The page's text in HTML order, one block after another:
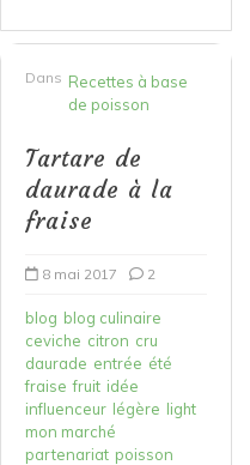
Dans Recettes à base
de poisson
Tartare de
daurade à la
fraise
8 mai 2017 2
blog blog culinaire
ceviche citron cru
daurade entrée été
fraise fruit idée
influenceur légère light
mon marché
partenariat poisson